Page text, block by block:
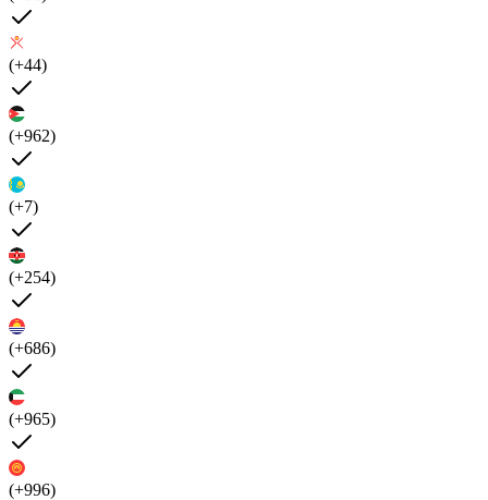
(+44)
(+962)
(+7)
(+254)
(+686)
(+965)
(+996)